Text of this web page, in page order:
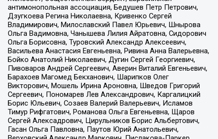
антимонопольная ассоциация, Бедушев Петр Петрович,
Дзугкоева Регина Николаевна, Кривенко Сергей
Владимирович, Милославский Павел Юрьевич, Шнырова
Ольга Вадимовна, Чанышева Лилия Айратовна, Сидорович
Ольга Борисовна, Туровский Александр Алексеевич,
Васильева Анастасия Евгеньевна, Ривина Анна Валерьевна,
Бойко Анатолий Николаевич, Дугин Сергей Георгиевич,
Пивоваров Андрей Сергеевич, Аверин Виталий Евгеньевич,
Барахоев Магомед Бекханович, Шарипков Олег
Викторович, Мошель Ирина Ароновна, Шведов Григорий
Сергеевич, Пономарев Лев Александрович, Каргалицкий
Борис Юльевич, Созаев Валерий Валерьевич, Исламов
Тимур Рифгатович, Романова Ольга Евгеньевна, Щаров
Сергей Алексадрович, Цирульников Борис Альбертович,
Гасан Ольга Павловна, Паутов Юрий Анатольевич,